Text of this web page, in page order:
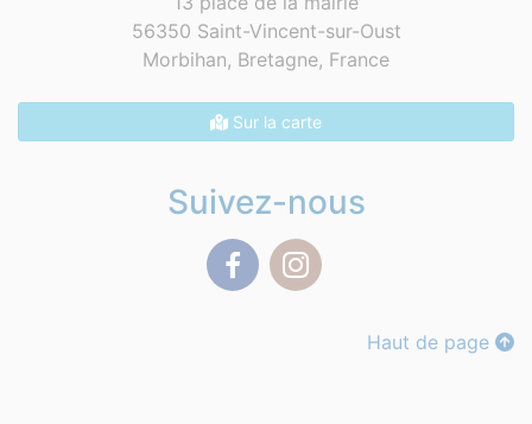
56350 Saint-Vincent-sur-Oust
Morbihan, Bretagne, France
Sur la carte
Suivez-nous
Haut de page